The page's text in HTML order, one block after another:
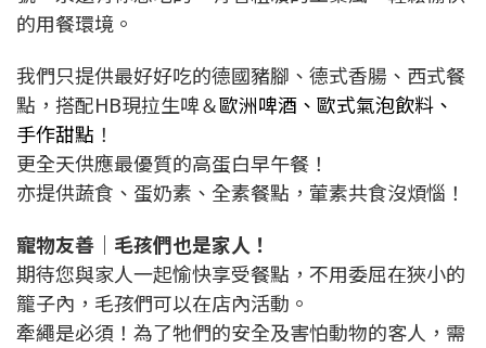
的用餐環境 。
我們只提供最好好吃的德國豬腳、德式香腸、西式餐
點，搭配HB現拉生啤＆歐洲啤酒、歐式氣泡飲料、
手作甜點 ！
更全天供應最優質的高蛋白早午餐！
亦提供蔬食、蛋奶素、全素餐點，葷素共食沒煩惱！
寵物友善｜ 毛孩們也是家人！
期待您與家人一起愉快享受餐點，不用委屈在狹小的
籠子內，毛孩們可以在店內活動。
牽繩是必須！ 為了牠們的安全及害怕動物的客人，需